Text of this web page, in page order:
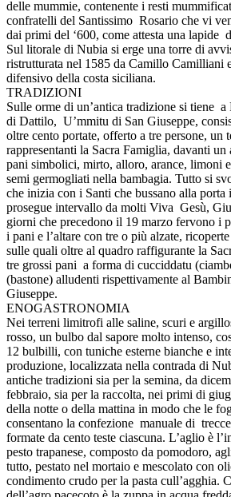
delle mummie, contenente i resti
confratelli del Santissimo Rosario che vi
dai primi del ‘600, come attesta una lapide
Sul litorale di Nubia si erge una torre di
ristrutturata nel 1585 da Camillo Camilliani
difensivo della costa siciliana.
TRADIZIONI
Sulle orme di un’antica tradizione si tiene a
di Dattilo, U’mmitu di San Giuseppe,
oltre cento portate, offerto a tre persone, un
rappresentanti la Sacra Famiglia, davanti un
pani simbolici, mirto, alloro, arance, limoni
semi germogliati nella bambagia. Tutto si
che inizia con i Santi che bussano alla porta
prosegue intervallo da molti Viva Gesù,
giorni che precedono il 19 marzo fervono i
i pani e l’altare con tre o più alzate,
sulle quali oltre al quadro raffigurante la
tre grossi pani a forma di cucciddatu
(bastone) alludenti rispettivamente al
Giuseppe.
ENOGASTRONOMIA
Nei terreni limitrofi alle saline, scuri e
rosso, un bulbo dal sapore molto intenso,
12 bulbilli, con tuniche esterne bianche e
produzione, localizzata nella contrada di
antiche tradizioni sia per la semina, da
febbraio, sia per la raccolta, nei primi di
della notte o della mattina in modo che le
consentano la confezione manuale di
formate da cento teste ciascuna. L’aglio è
pesto trapanese, composto da pomodoro,
tutto, pestato nel mortaio e mescolato con
condimento crudo per la pasta cull’agghia.